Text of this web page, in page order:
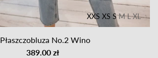
XXS XS S M L XL
Płaszczobluza No.2 Wino
389.00 zł